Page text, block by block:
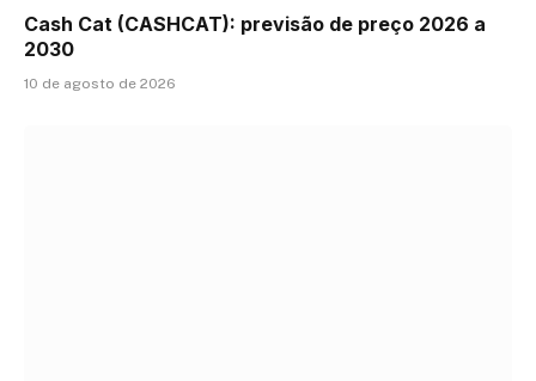
Cash Cat (CASHCAT): previsão de preço 2026 a
2030
10 de agosto de 2026